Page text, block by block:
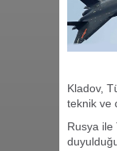
Kladov,
teknik ve
Rusya ile